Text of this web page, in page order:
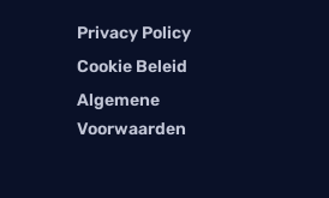
Privacy Policy
Cookie Beleid
Algemene
Voorwaarden